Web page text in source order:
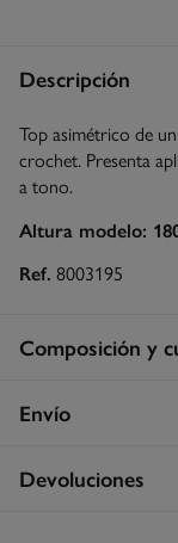
Descripción
Top asimétrico de
crochet. Presenta
a tono.
Altura modelo:
Ref. 8003195
Composición y
Composición
Cuidados
Envío
Envío a tienda
Devoluciones